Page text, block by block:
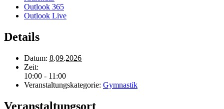
Outlook 365
Outlook Live
Details
Datum: 8.09.2026
Zeit:
10:00 - 11:00
Veranstaltungskategorie: Gymnastik
Veranstaltungsort